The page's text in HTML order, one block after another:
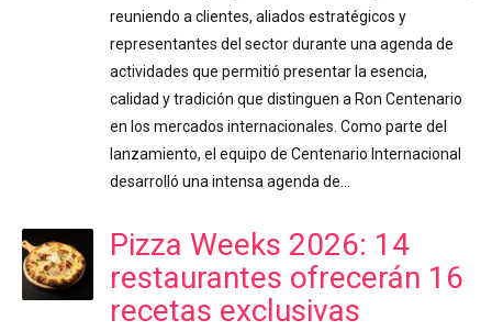
reuniendo a clientes, aliados estratégicos y
representantes del sector durante una agenda de
actividades que permitió presentar la esencia,
calidad y tradición que distinguen a Ron Centenario
en los mercados internacionales. Como parte del
lanzamiento, el equipo de Centenario Internacional
desarrolló una intensa agenda de…
Pizza Weeks 2026: 14
restaurantes ofrecerán 16
recetas exclusivas